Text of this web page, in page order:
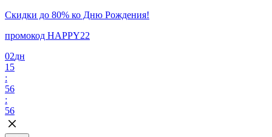
Скидки до 80% ко Дню Рождения!
промокод HAPPY22
02дн
15
:
56
:
56